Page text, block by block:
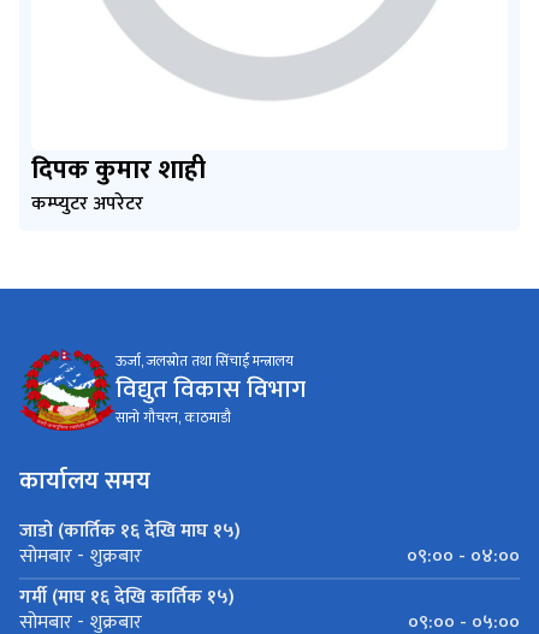
दिपक कुमार शाही
कम्प्युटर अपरेटर
ऊर्जा, जलस्रोत तथा सिंचाई मन्त्रालय
विद्युत विकास विभाग
सानो गौचरन, काठमाडौ
कार्यालय समय
जाडो (कार्तिक १६ देखि माघ १५)
सोमबार - शुक्रबार
०९:०० - ०४:००
गर्मी (माघ १६ देखि कार्तिक १५)
सोमबार - शुक्रबार ०९:०० - ०५:००